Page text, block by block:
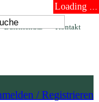
Loading ...
Kontakt
Datenschutz
/ Registrieren